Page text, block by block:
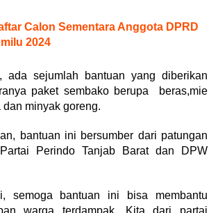
Calon Sementara Anggota DPRD
2024
ada sejumlah bantuan yang diberikan
paket sembako berupa beras,mie
dan minyak goreng.
bantuan ini bersumber dari patungan
Perindo Tanjab Barat dan DPW
semoga bantuan ini bisa membantu
warga terdampak. Kita dari partai